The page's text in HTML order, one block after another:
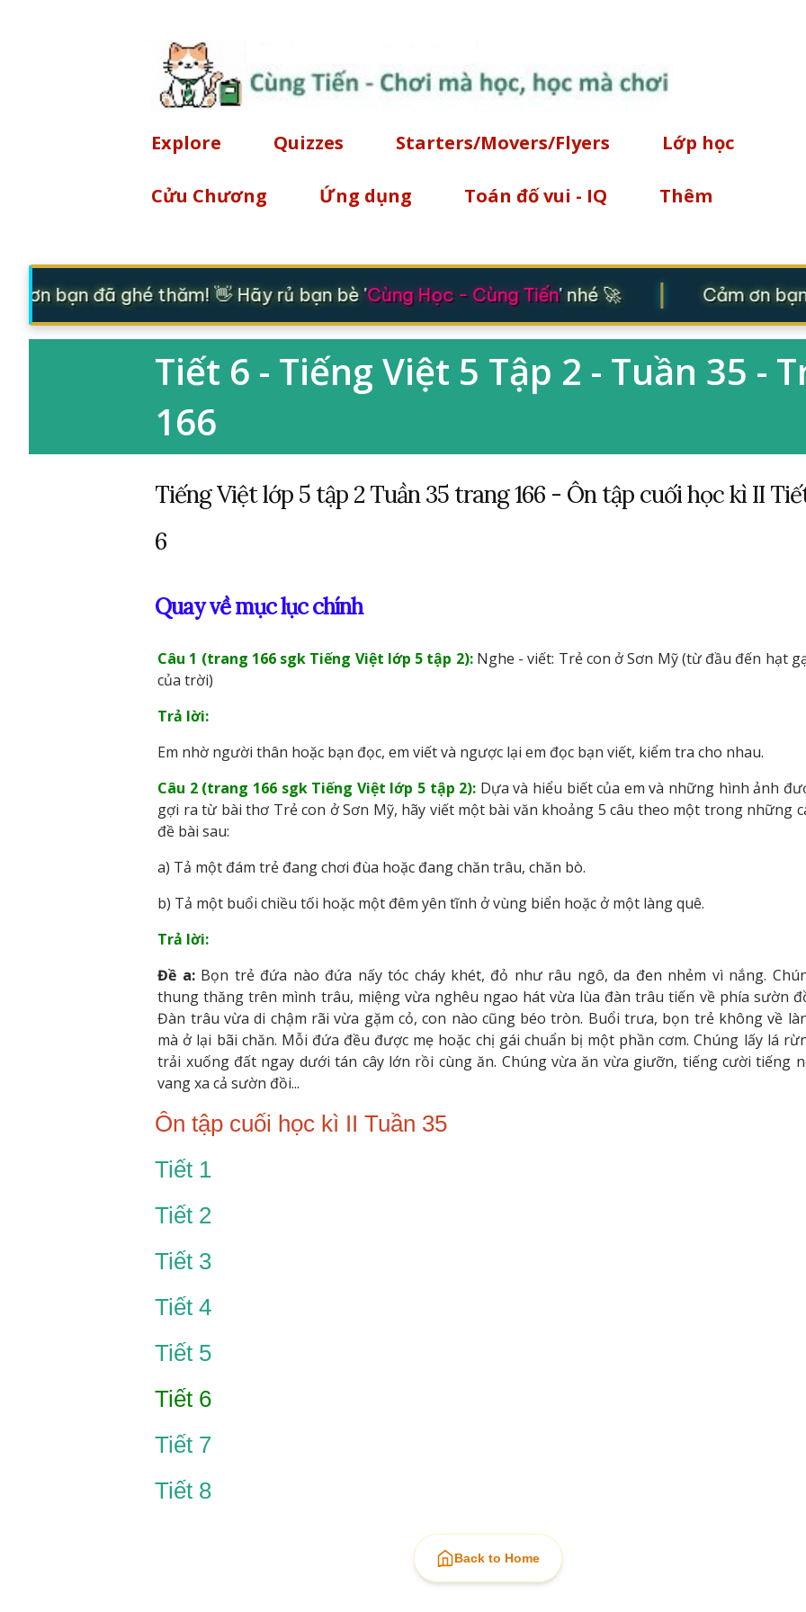
Explore Quizzes Starters/Movers/Flyers Lớp học
Cửu Chương Ứng dụng Toán đố vui - IQ Thêm
ơn bạn đã ghé thăm! 👋 Hãy rủ bạn bè 'Cùng Học - Cùng Tiến' nhé 🚀 Cảm ơn
Tiết 6 - Tiếng Việt 5 Tập 2 - Tuần 35 -
166
Tiếng Việt lớp 5 tập 2 Tuần 35 trang 166 - Ôn tập cuối học kì II
6
Quay về mục lục chính
Câu 1 (trang 166 sgk Tiếng Việt lớp 5 tập 2):Nghe - viết: Trẻ con ở Sơn Mỹ (từ đầu đến hạt
của trời)
Trả lời:
Em nhờ người thân hoặc bạn đọc, em viết và ngược lại em đọc bạn viết, kiểm tra cho nhau.
Câu 2 (trang 166 sgk Tiếng Việt lớp 5 tập 2): Dựa và hiểu biết của em và những hình ảnh
gợi ra từ bài thơ Trẻ con ở Sơn Mỹ, hãy viết một bài văn khoảng 5 câu theo một trong những
đề bài sau:
a) Tả một đám trẻ đang chơi đùa hoặc đang chăn trâu, chăn bò.
b) Tả một buổi chiều tối hoặc một đêm yên tĩnh ở vùng biển hoặc ở một làng quê.
Trả lời:
Đề a:Bọn trẻ đứa nào đứa nấy tóc cháy khét, đỏ như râu ngô, da đen nhẻm vì nắng.
thung thăng trên mình trâu, miệng vừa nghêu ngao hát vừa lùa đàn trâu tiến về phía sườn
Đàn trâu vừa di chậm rãi vừa gặm cỏ, con nào cũng béo tròn. Buổi trưa, bọn trẻ không về
mà ở lại bãi chăn. Mỗi đứa đều được mẹ hoặc chị gái chuẩn bị một phần cơm. Chúng lấy lá
trải xuống đất ngay dưới tán cây lớn rồi cùng ăn. Chúng vừa ăn vừa giưỡn, tiếng cười tiếng
vang xa cả sườn đồi...
Ôn tập cuối học kì II Tuần 35
Tiết 1
Tiết 2
Tiết 3
Tiết 4
Tiết 5
Tiết 6
Tiết 7
Tiết 8
Back to Home